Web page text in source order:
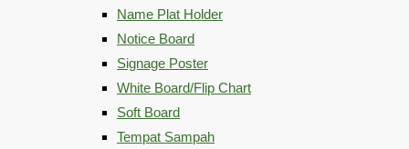
Name Plat Holder
Notice Board
Signage Poster
White Board/Flip Chart
Soft Board
Tempat Sampah